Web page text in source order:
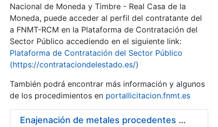
Erakutsi/Ezkutatu
Nacional de Moneda y Timbre - Real Casa de la
Moneda, puede acceder al perfil del contratante del
a FNMT-RCM en la Plataforma de Contratación del
Sector Público accediendo en el siguiente link:
Plataforma de Contratación del Sector Público
(https://contrataciondelestado.es/)
También podrá encontrar más información y algunos
de los procedimientos en portallicitacion.fnmt.es
Enajenación de metales procedentes de desmonetización